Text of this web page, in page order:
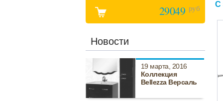
29049 руб
Новости
19 марта, 2016
Коллекция
Bellezza Версаль
С